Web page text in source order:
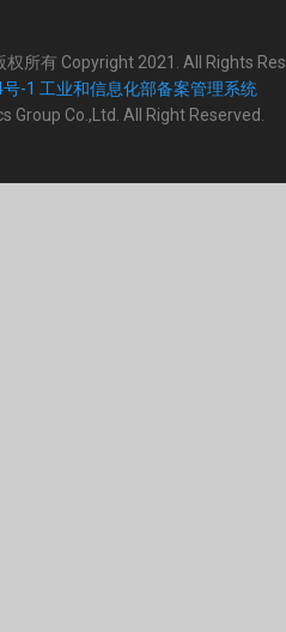
所有 Copyright 2021. All Rights
-1 工业和信息化部备案管理系统
Group Co.,Ltd. All Right Reserved.